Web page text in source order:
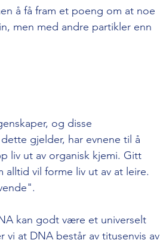
å få fram et poeng om at noe
men med andre partikler enn
og disse
gjelder, har evnene til å
liv ut av organisk kjemi. Gitt
vil forme liv ut av at leire.
kan godt være et universelt
at DNA består av titusenvis av